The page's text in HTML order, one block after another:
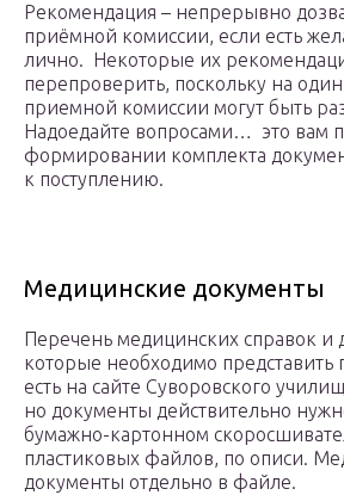
Рекомендация – непрерывно
приёмной комиссии, если есть
лично. Некоторые их
перепроверить, поскольку на
приемной комиссии могут быть
Надоедайте вопросами… это вам
формировании комплекта
к поступлению.
Медицинские документы
Перечень медицинских справок и
которые необходимо представить
есть на сайте Суворовского
но документы действительно
бумажно-картонном
пластиковых файлов, по описи.
документы отдельно в файле.